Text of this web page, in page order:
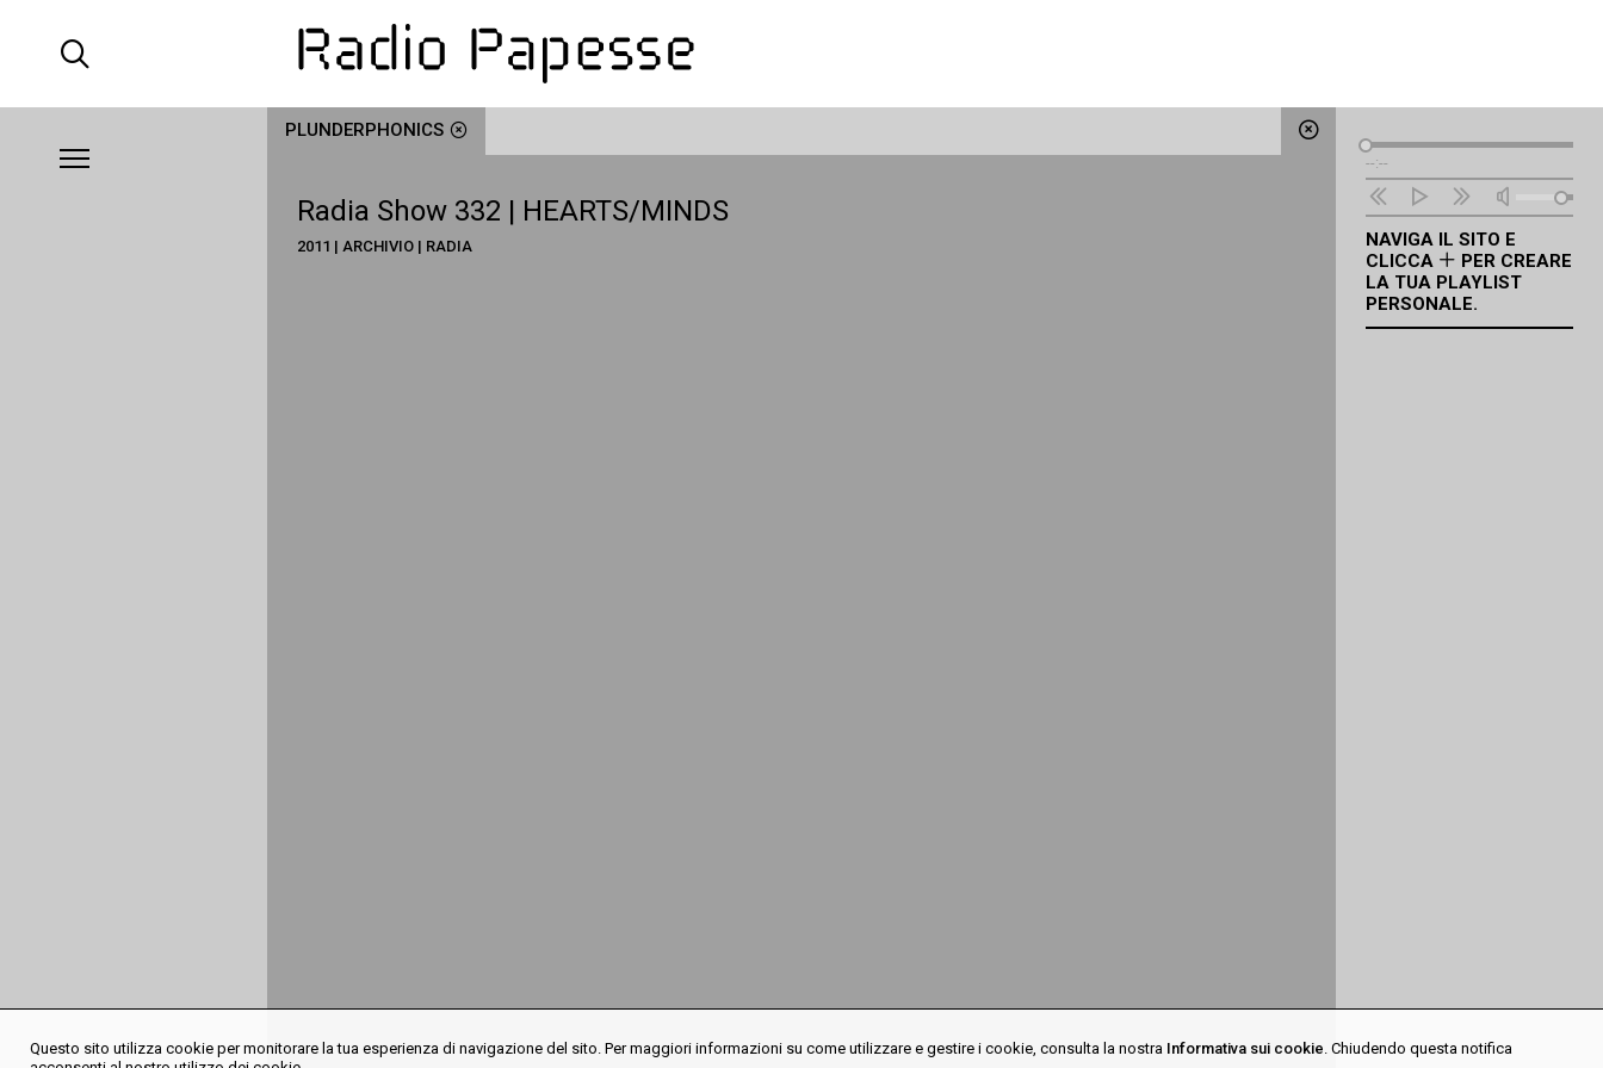
PLUNDERPHONICS
Radia Show 332 | HEARTS/MINDS
2011 | ARCHIVIO | RADIA
Lettore
Audio
--:--
NAVIGA IL SITO E
CLICCA
PER CREARE
LA TUA PLAYLIST
PERSONALE.
Questo sito utilizza cookie per monitorare la tua esperienza di navigazione del sito. Per maggiori informazioni su come utilizzare e gestire i cookie, consulta la nostra Informativa sui cookie. Chiudendo questa notifica